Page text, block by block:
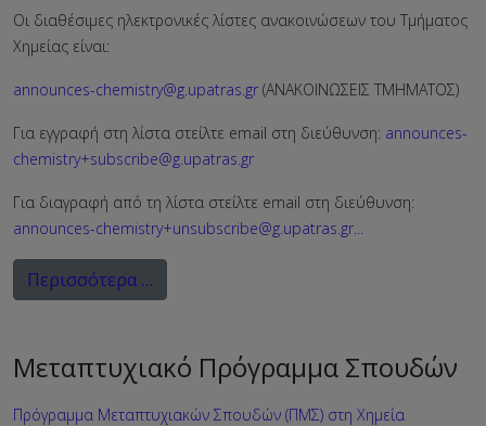
Οι διαθέσιμες ηλεκτρονικές λίστες ανακοινώσεων του Τμήματος
Χημείας είναι:
announces-chemistry@g.upatras.gr (ΑΝΑΚΟΙΝΩΣΕΙΣ ΤΜΗΜΑΤΟΣ)
Για εγγραφή στη λίστα στείλτε email στη διεύθυνση: announces-
chemistry+subscribe@g.upatras.gr
Για διαγραφή από τη λίστα στείλτε email στη διεύθυνση:
announces-chemistry+unsubscribe@g.upatras.gr...
Περισσότερα …
Μεταπτυχιακό Πρόγραμμα Σπουδών
Πρόγραμμα Μεταπτυχιακών Σπουδών (ΠΜΣ) στη Χημεία